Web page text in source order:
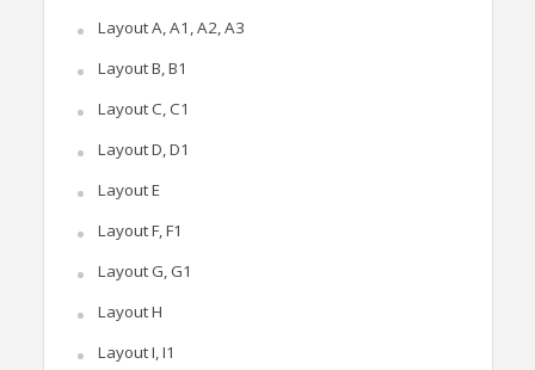
Layout A, A1, A2, A3
Layout B, B1
Layout C, C1
Layout D, D1
Layout E
Layout F, F1
Layout G, G1
Layout H
Layout I, I1